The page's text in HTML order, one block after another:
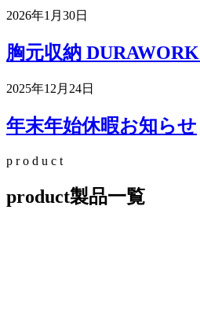
2026年1月30日
胸元収納
2025年12月24日
年末年始休暇お知らせ
p r o d u c t
product製品一覧